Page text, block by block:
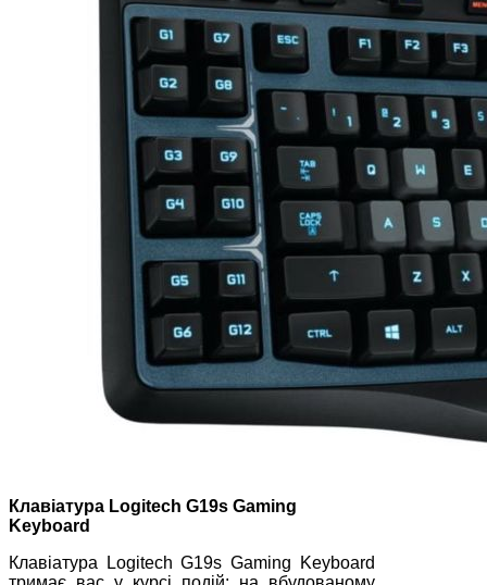
Клавіатура Logitech G19s Gaming
Keyboard
Клавіатура Logitech G19s Gaming Keyboard